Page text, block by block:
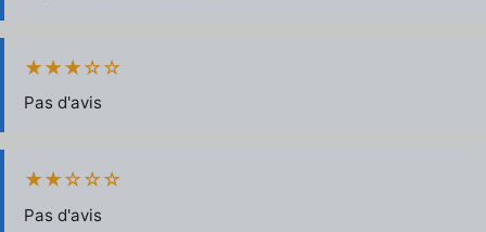
★★★☆☆
Pas d'avis
★★☆☆☆
Pas d'avis